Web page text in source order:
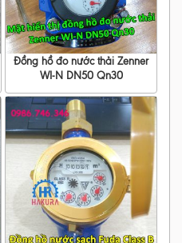
Đồng hồ đo nước thải Zenner
WI-N DN50 Qn30